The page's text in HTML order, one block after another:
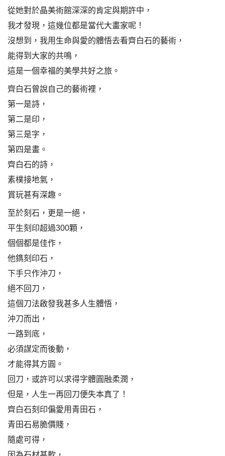
從她對於晶美術館深深的肯定與期許中，
我才發現，這幾位都是當代大畫家呢！
沒想到，我用生命與愛的體悟去看齊白石的藝術，
能得到大家的共鳴，
這是一個幸福的美學共好之旅。
齊白石曾說自己的藝術裡，
第一是詩，
第二是印，
第三是字，
第四是畫。
齊白石的詩，
素樸接地氣，
賞玩甚有深趣。
至於刻石，更是一絕，
平生刻印超過300顆，
個個都是佳作，
他鐫刻印石，
下手只作沖刀，
絕不回刀，
這個刀法啟發我甚多人生體悟，
沖刀而出，
一路到底，
必須謀定而後動，
才能得其方圓。
回刀，或許可以求得字體圓融柔潤，
但是，人生一再回刀便失本真了！
齊白石刻印偏愛用青田石，
青田石易脆價賤，
隨處可得，